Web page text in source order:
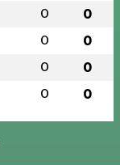
0 0
0 0
0 0
0 0